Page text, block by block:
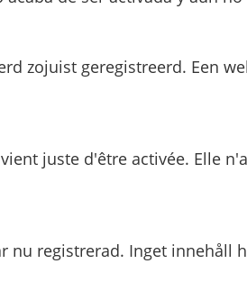
zojuist geregistreerd. Een
juste d'être activée. Elle
nu registrerad. Inget innehåll